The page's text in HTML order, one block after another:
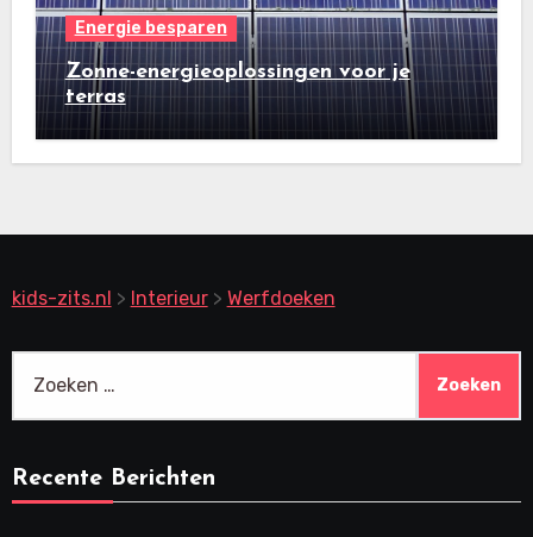
Energie besparen
Zonne-energieoplossingen voor je
terras
kids-zits.nl > Interieur> Werfdoeken
naar:
Recente Berichten